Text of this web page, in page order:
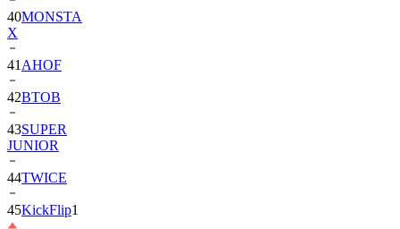
41
42 BTOB
43SUPER
JUNIOR
44TWICE
45KickFlip
46Red
Velvet